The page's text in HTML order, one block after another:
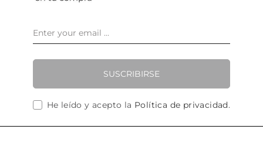
SUSCRIBIRSE
He leído y acepto la Política de privacidad.